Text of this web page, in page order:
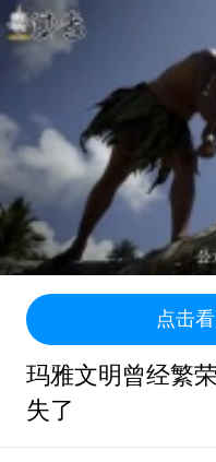
点击
玛雅文明曾经繁
失了